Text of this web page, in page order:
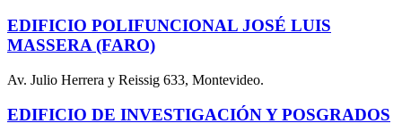
EDIFICIO POLIFUNCIONAL JOSÉ LUIS
MASSERA (FARO)
Av. Julio Herrera y Reissig 633, Montevideo.
EDIFICIO DE INVESTIGACIÓN Y POSGRADOS